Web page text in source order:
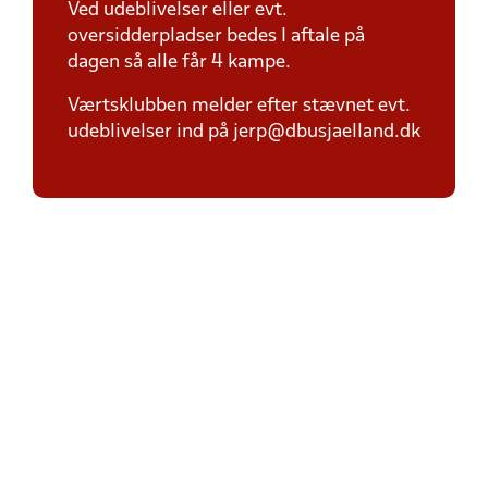
Ved udeblivelser eller evt.
oversidderpladser bedes I aftale på
dagen så alle får 4 kampe.
Værtsklubben melder efter stævnet evt.
udeblivelser ind på jerp@dbusjaelland.dk